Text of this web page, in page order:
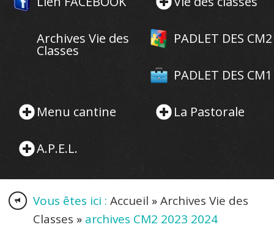
Archives Vie des
Classes
PADLET DES CM2
PADLET DES CM1
Menu cantine La Pastorale
A.P.E.L.
Vous êtes ici : Accueil »Archives Vie des
Classes » archives CM2 2023 2024